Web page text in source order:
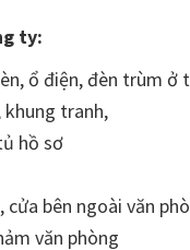
ty:
ổ điện, đèn trùm ở
khung tranh,
hồ sơ
cửa bên ngoài văn
văn phòng